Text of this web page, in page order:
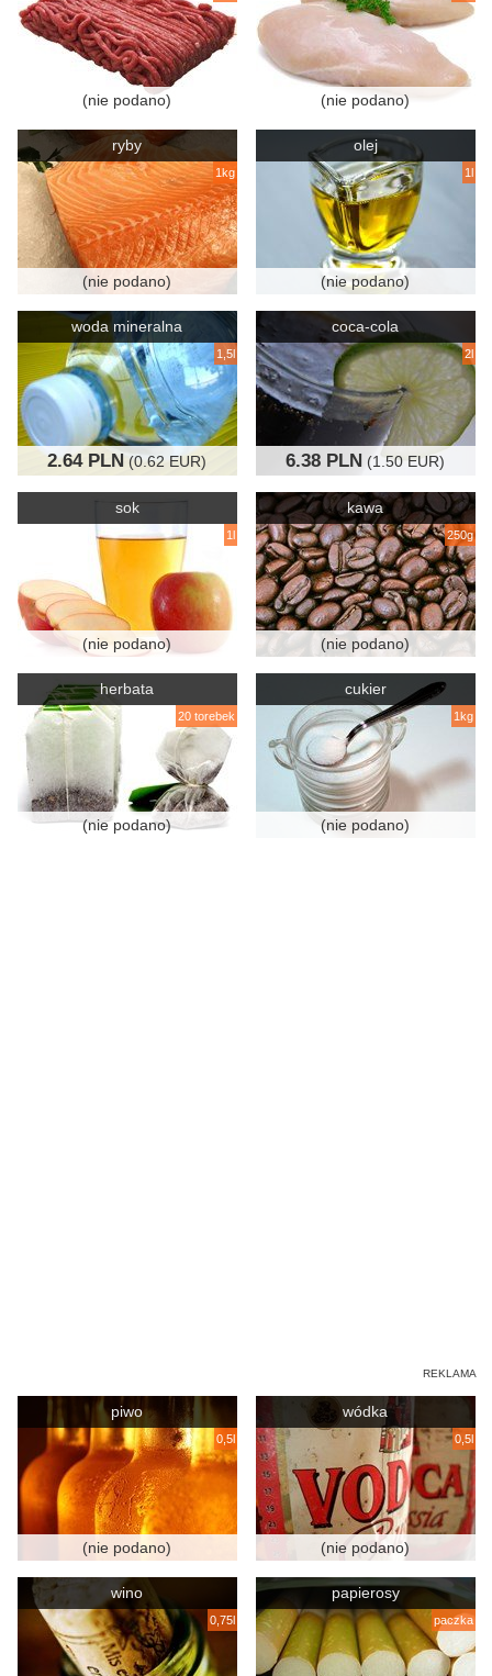
(nie podano) (nie podano)
ryby
1kg
(nie podano)
olej
1l
(nie podano)
woda mineralna
1,5l
2.64 PLN (0.62 EUR)
coca-cola
2l
6.38 PLN (1.50 EUR)
sok
1l
(nie podano)
kawa
250g
(nie podano)
herbata
20 torebek
(nie podano)
cukier
1kg
(nie podano)
piwo
0,5l
(nie podano)
wódka
0,5l
(nie podano)
wino
0,75l
papierosy
paczka